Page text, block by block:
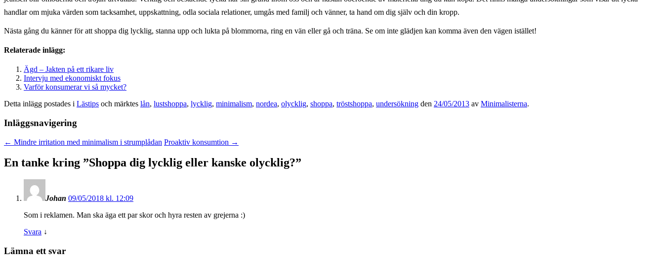
handlar om mjuka värden som tacksamhet, uppskattning, odla sociala relationer, umgås med familj och vänner, ta hand om dig själv och din kropp.
Nästa gång du känner för att shoppa dig lycklig, stanna upp och lukta på blommorna, ring en vän eller gå och träna. Se om inte glädjen kan komma även den vägen istället!
Relaterade inlägg:
Ägd – Jakten på ett rikare liv
Intervju med ekonomiskt fokus
Varför konsumerar vi så mycket?
Detta inlägg postades i Lästips och märktes lån, lustshoppa, lycklig, minimalism, nordea, olycklig, shoppa, tröstshoppa, undersökning den 24/05/2013 av Minimalisterna.
Inläggsnavigering
← Mindre irritation med minimalism i strumplådan Proaktiv konsumtion →
En tanke kring ”Shoppa dig lycklig eller kanske olycklig?”
Johan 09/05/2018 kl. 12:09
Som i reklamen. Man ska äga ett par skor och hyra resten av grejerna :)
Svara ↓
Lämna ett svar